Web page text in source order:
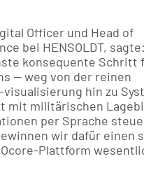
Officer und Head of
bei HENSOLDT, sagte:
konsequente Schritt
— weg von der reinen
hin zu
mit militärischen
per Sprache
wir dafür einen
Plattform